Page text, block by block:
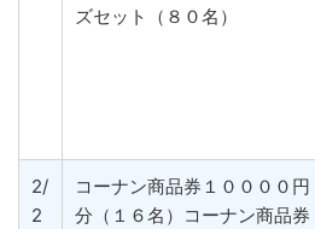
ズセット（８０名）
2/
2
コーナン商品券１００００円
分（１６名）コーナン商品券